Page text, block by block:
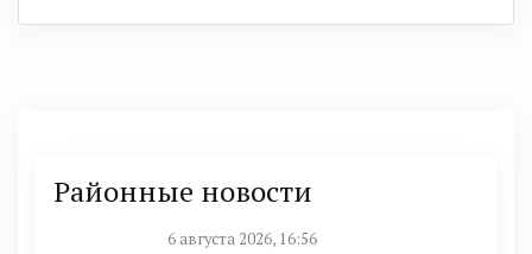
Районные новости
6 августа 2026, 16:56